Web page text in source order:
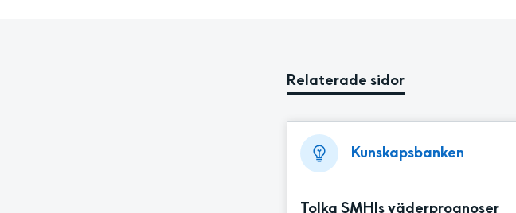
Relaterade sidor
Kunskapsbanken
Tolka SMHIs väderprognoser